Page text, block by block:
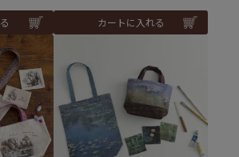
カートに入れる